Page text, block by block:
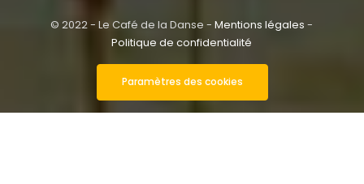
© 2022 - Le Café de la Danse -Mentions légales -
Politique de confidentialité
Paramètres des cookies